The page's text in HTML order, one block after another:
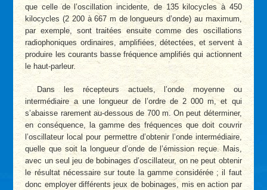
que celle de l’oscillation incidente, de 135 kilocycles à 450
kilocycles (2 200 à 667 m de longueurs d’onde) au maximum,
par exemple, sont traitées ensuite comme des oscillations
radiophoniques ordinaires, amplifiées, détectées, et servent à
produire les courants basse fréquence amplifiés qui actionnent
le haut-parleur.
Dans les récepteurs actuels, l’onde moyenne ou
intermédiaire a une longueur de l’ordre de 2 000 m, et qui
s’abaisse rarement au-dessous de 700 m. On peut déterminer,
en conséquence, la gamme des fréquences que doit couvrir
l’oscillateur local pour permettre d’obtenir l’onde intermédiaire,
quelle que soit la longueur d’onde de l’émission reçue. Mais,
avec un seul jeu de bobinages d’oscillateur, on ne peut obtenir
le résultat nécessaire sur toute la gamme considérée ; il faut
donc employer différents jeux de bobinages, mis en action par